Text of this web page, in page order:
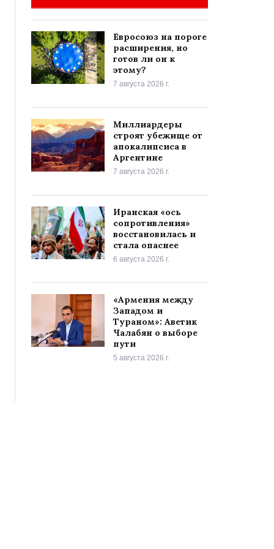
Евросоюз на пороге
расширения, но
готов ли он к
этому?
7 августа 2026 г.
Миллиардеры
строят убежище от
апокалипсиса в
Аргентине
7 августа 2026 г.
Иранская «ось
сопротивления»
восстановилась и
стала опаснее
6 августа 2026 г.
«Армения между
Западом и
Тураном»: Аветик
Чалабян о выборе
пути
5 августа 2026 г.